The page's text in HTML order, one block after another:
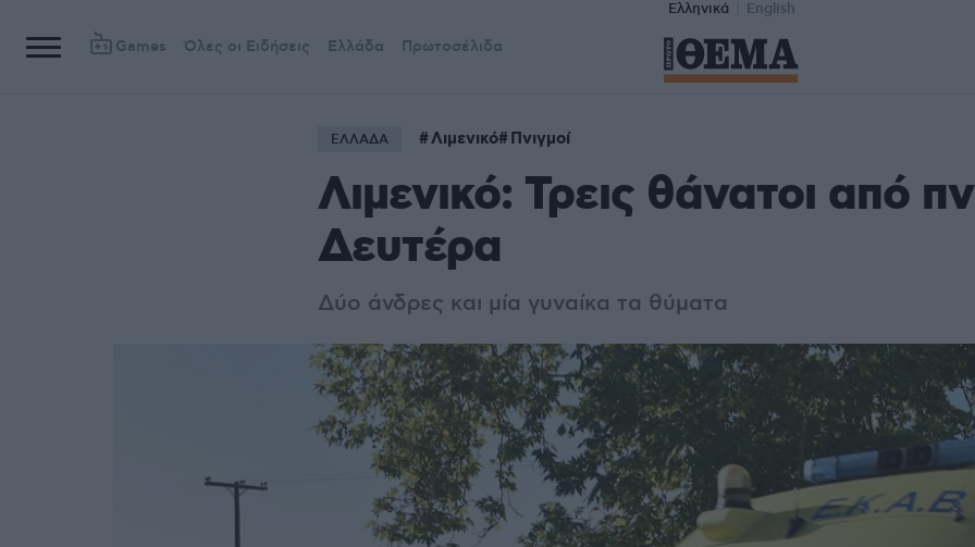
Ελληνικά English
Games Όλες οι Ειδήσεις Ελλάδα Πρωτοσέλιδα
ΕΛΛΑΔΑ Λιμενικό Πνιγμοί
Λιμενικό: Τρεις θάνατοι από
Δευτέρα
Δύο άνδρες και μία γυναίκα τα θύματα